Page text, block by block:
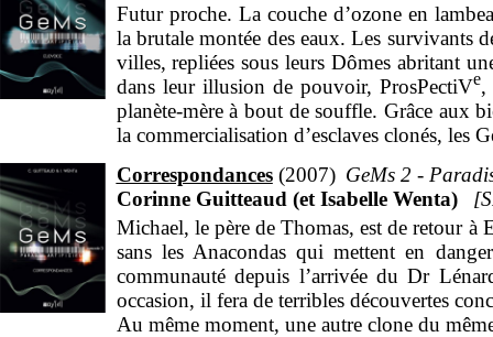
Futur proche. La couche d’ozone en
la brutale montée des eaux. Les survivants
villes, repliées sous leurs Dômes abritant
dans leur illusion de pouvoir, ProsPectiVe,
planète-mère à bout de souffle. Grâce aux
la commercialisation d’esclaves clonés, les
accueille dans ses ruines ceux qui tentent
Eurydice Le passé de Sélim, le tisserand,
un groupe de terroristes. Sara, elle aussi,
elle s’implique de plus en plus pour
qu’elle vaut tout aussi bien que Sonia
faiblesse de la part de ce dernier pour passer
Correspondances 2007
GeMs 2 -
Corinne Guitteaud (et Isabelle Wenta)
Michael, le père de Thomas, est de retour à
sans les Anacondas qui mettent en
communauté depuis l’arrivée du Dr
occasion, il fera de terribles découvertes
Au même moment, une autre clone du